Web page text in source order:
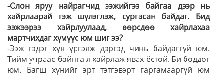
-Олон яруу найрагчид ээжийгээ байгаа дээр нь
хайрлаарай гэж шүлэглэж, сургасан байдаг. Бид
ээжээрээ хайрлуулаад, өөрсдөө хайрлахаа
мартчихдаг хүмүүс юм шиг ээ?
-Ээж гэдэг хүн үргэлж дэргэд чинь байдаггүй юм.
Тийм учраас байнга л хайрлаж явах ёстой. Би боддог
юм. Багш хүнийг эрт тэтгэвэрт гаргамааргүй юм